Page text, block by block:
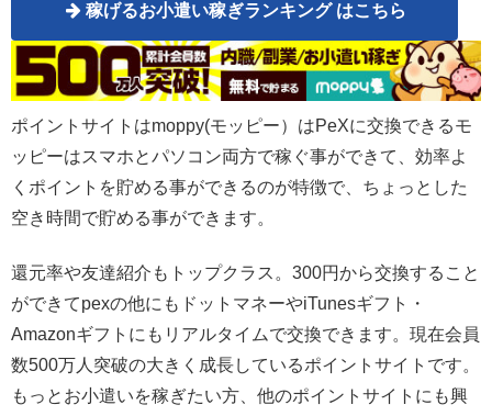
稼げるお小遣い稼ぎランキング はこちら
ポイントサイトはmoppy(モッピー）はPeXに交換できるモ
ッピーはスマホとパソコン両方で稼ぐ事ができて、効率よ
くポイントを貯める事ができるのが特徴で、ちょっとした
空き時間で貯める事ができます。
還元率や友達紹介もトップクラス。300円から交換すること
ができてpexの他にもドットマネーやiTunesギフト・
Amazonギフトにもリアルタイムで交換できます。現在会員
数500万人突破の大きく成長しているポイントサイトです。
もっとお小遣いを稼ぎたい方、他のポイントサイトにも興